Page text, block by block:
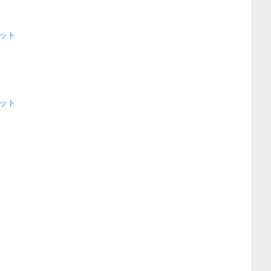
ト
ト